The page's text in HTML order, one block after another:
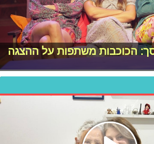
הכוכבות משתפות על ההצגה